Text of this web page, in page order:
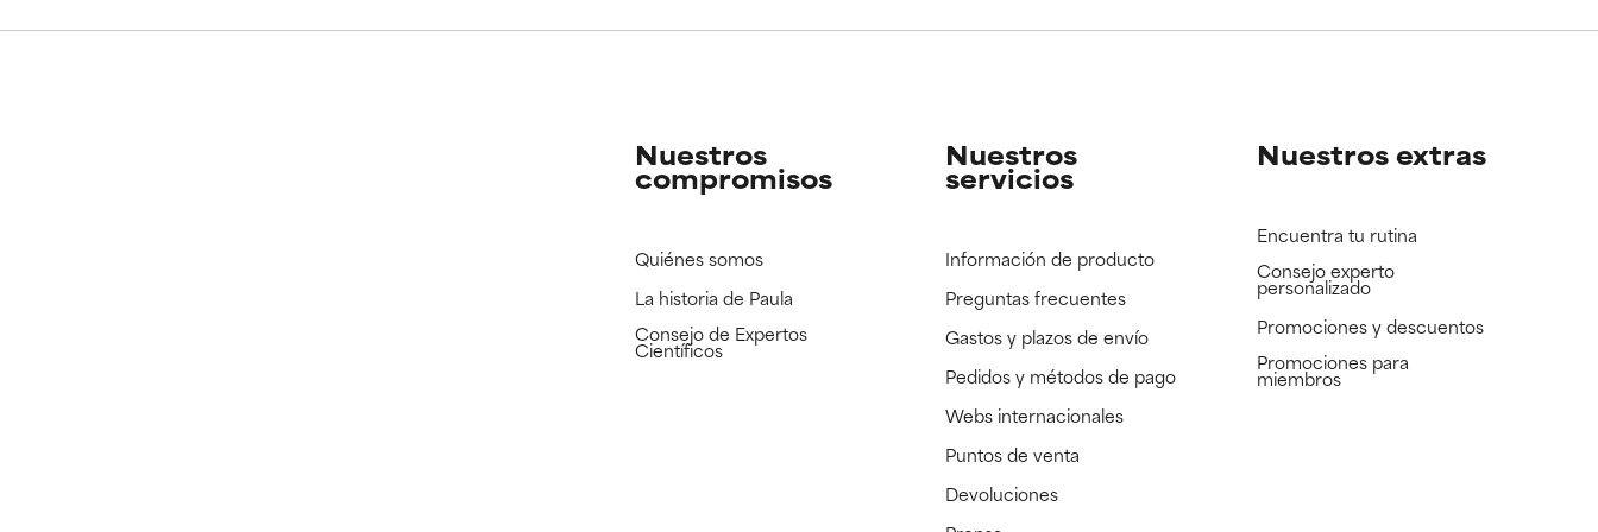
Ingrediente registrado, pero con la información científica disponible pendiente de revisar.
Ingrediente registrado, pero con la información científica disponible pendiente de revisar.
Nuestros
compromisos
Quiénes somos
La historia de Paula
Consejo de Expertos
Científicos
Nuestros
servicios
Información de producto
Preguntas frecuentes
Gastos y plazos de envío
Pedidos y métodos de pago
Webs internacionales
Puntos de venta
Devoluciones
Nuestros extras
Encuentra tu rutina
Consejo experto
personalizado
Promociones y descuentos​
Promociones para
miembros